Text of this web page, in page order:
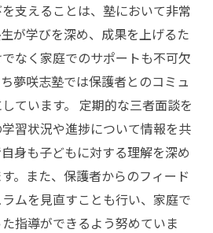
支えることは、塾において非常
が学びを深め、成果を上げるた
なく家庭でのサポートも不可欠
夢咲志塾では保護者とのコミュ
ています。 定期的な三者面談を
習状況や進捗について情報を共
身も子どもに対する理解を深め
。また、保護者からのフィード
ムを見直すことも行い、家庭で
指導ができるよう努めていま